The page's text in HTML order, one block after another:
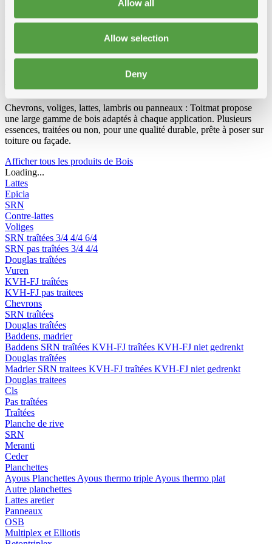
Allow all
Allow selection
Deny
Echelles et passerelles de travailEchelles 2-parties convertibles
Echelles 3-parties convertibles
Escabeau double
Echafaudage pliable
Echelles de toitAccessoires pour echelles
Tout pour le bois
Chevrons, voliges, lattes, lambris ou panneaux : Toitmat propose
une large gamme de bois adaptés à chaque application. Plusieurs
essences, traitées ou non, pour une qualité durable, prête à poser sur
toiture ou façade.
Afficher tous les produits de Bois
Loading...
Lattes
Epicia
SRN
Contre-lattes
Voliges
SRN traîtées 3/4 4/4 6/4
SRN pas traîtées 3/4 4/4
Douglas traîtées
Vuren
KVH-FJ traîtées
KVH-FJ pas traitees
Chevrons
SRN traîtées
Douglas traîtées
Baddens, madrier
Baddens SRN traîtées KVH-FJ traîtées KVH-FJ niet gedrenkt
Douglas traîtées
Madrier SRN traitees KVH-FJ traîtées KVH-FJ niet gedrenkt
Douglas traitees
Cls
Pas traîtées
Traîtées
Planche de rive
SRN
Meranti
Ceder
Planchettes
Ayous Planchettes Ayous thermo triple Ayous thermo plat
Autre planchettes
Lattes aretier
Panneaux
OSB
Multiplex et Elliotis